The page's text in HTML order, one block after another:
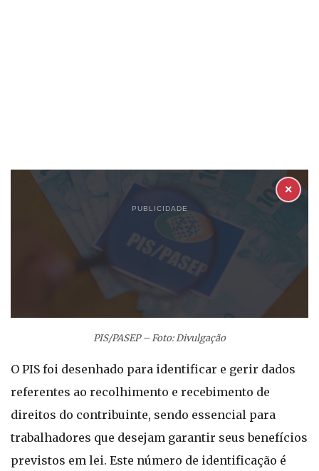
PUBLICIDADE
✕
PIS/PASEP – Foto: Divulgação
O PIS foi desenhado para identificar e gerir dados
referentes ao recolhimento e recebimento de
direitos do contribuinte, sendo essencial para
trabalhadores que desejam garantir seus benefícios
previstos em lei. Este número de identificação é